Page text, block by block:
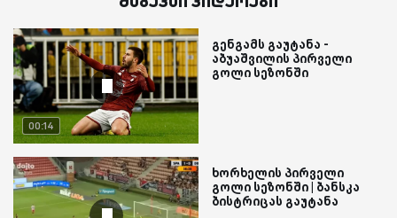
00:14
გენგამს გაუტანა -
აბუაშვილის პირველი
გოლი სეზონში
ხორხელის პირველი
გოლი სეზონში | ბანსკა
ბისტრიცას გაუტანა